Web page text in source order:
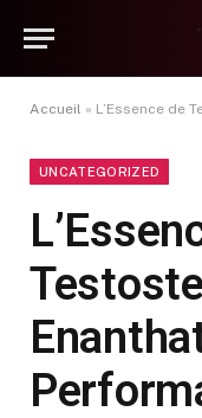
Accueil » L’Essence de
UNCATEGORIZED